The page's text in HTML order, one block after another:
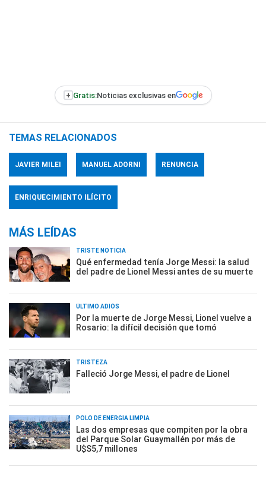
+ Gratis:Noticias exclusivas en
TEMAS RELACIONADOS
JAVIER MILEI MANUEL ADORNI RENUNCIA
ENRIQUECIMIENTO ILÍCITO
MÁS LEÍDAS
TRISTE NOTICIA
Qué enfermedad tenía Jorge Messi: la salud
del padre de Lionel Messi antes de su muerte
ÚLTIMO ADIÓS
Por la muerte de Jorge Messi, Lionel vuelve a
Rosario: la difícil decisión que tomó
TRISTEZA
Falleció Jorge Messi, el padre de Lionel
POLO DE ENERGÍA LIMPIA
Las dos empresas que compiten por la obra
del Parque Solar Guaymallén por más de
U$S5,7 millones